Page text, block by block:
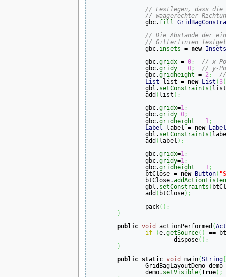
// Festlegen, dass
// waagerechter
		gbc.
fill=
// Die Abstände der
// Gitterlinien
		gbc.
insets = new Insets
		gbc.
gridx = 0;
// x-
		gbc.
gridy = 0;
// y-
		gbc.
gridheight = 2 ;
//
List list = new List (3)
		gbl.
setConstraints (
		add
( list ) ;
		gbc.
gridx=1 ;
		gbc.
gridy=0;
		gbc.
gridheight = 1 ;
Label
label = new Label
		gbl.
setConstraints (
		add
( label ) ;
		gbc.
gridx=1 ;
		gbc.
gridy=1 ;
		gbc.
gridheight = 1 ;
		btClose =
new Button(
		btClose.
		gbl.
setConstraints (
		add
( btClose) ;
		pack
( ) ;
}
public void actionPerformed (
if
(e.getSource( )
==
			dispose
( ) ;
}
public static void main(String[
GridBagLayoutDemo
		demo.
setVisible(true) ;